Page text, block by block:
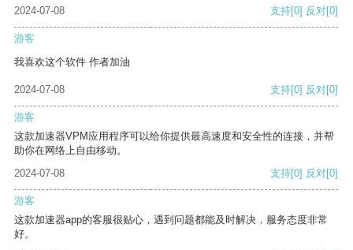
2024-07-08
支持[0] 反对[0]
游客
我喜欢这个软件 作者加油
2024-07-08 支持[0] 反对[0]
游客
这款加速器VPM应用程序可以给你提供最高速度和安全性的连接，并帮
助你在网络上自由移动。
2024-07-08
支持[0] 反对[0]
游客
这款加速器app的客服很贴心，遇到问题都能及时解决，服务态度非常
好。